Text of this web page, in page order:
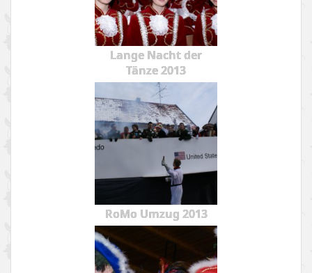
Lange Nacht der
Tänze 2013
RoMo Umzug 2013